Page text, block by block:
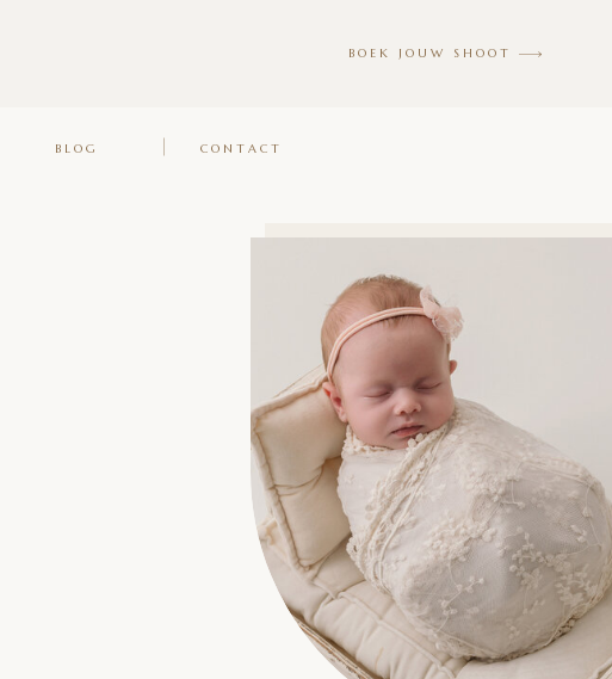
BOEK JOUW SHOOT
CONTACT
BLOG